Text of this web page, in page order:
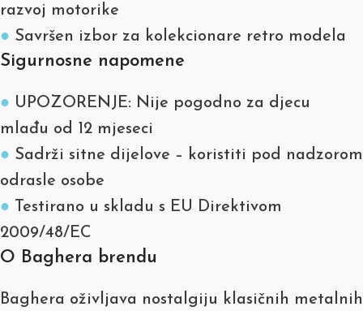
razvoj motorike
● Savršen izbor za kolekcionare retro modela
Sigurnosne napomene
● UPOZORENJE: Nije pogodno za djecu
mlađu od 12 mjeseci
● Sadrži sitne dijelove – koristiti pod nadzorom
odrasle osobe
● Testirano u skladu s EU Direktivom
2009/48/EC
O Baghera brendu
Baghera oživljava nostalgiju klasičnih metalnih